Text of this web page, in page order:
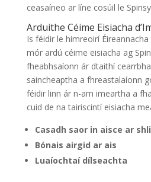
ceasaíneo ar líne cosúil le
Arduithe Céime Eisiacha
Is féidir le himreoirí
mór ardú céime eisiacha ag
fheabhsaíonn ár dtaithí
saincheaptha a fhreastalaíonn
féidir linn ár n-am imeartha a
cuid de na tairiscintí eisiacha
Casadh saor in aisce ar
Bónais airgid ar ais
Luaíochtaí dílseachta